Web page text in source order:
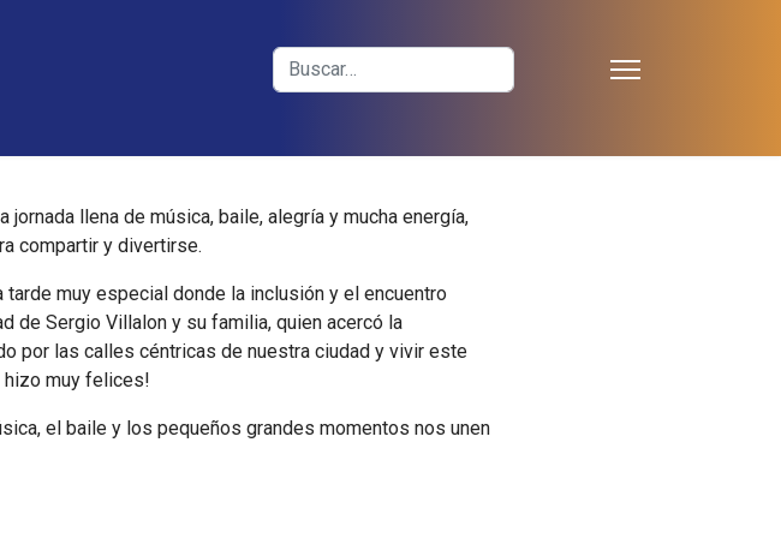
Buscar
llena de música, baile, alegría y mucha energía,
compartir y divertirse.
muy especial donde la inclusión y el encuentro
de Sergio Villalon y su familia, quien acercó la
por las calles céntricas de nuestra ciudad y vivir este
hizo muy felices!
el baile y los pequeños grandes momentos nos unen